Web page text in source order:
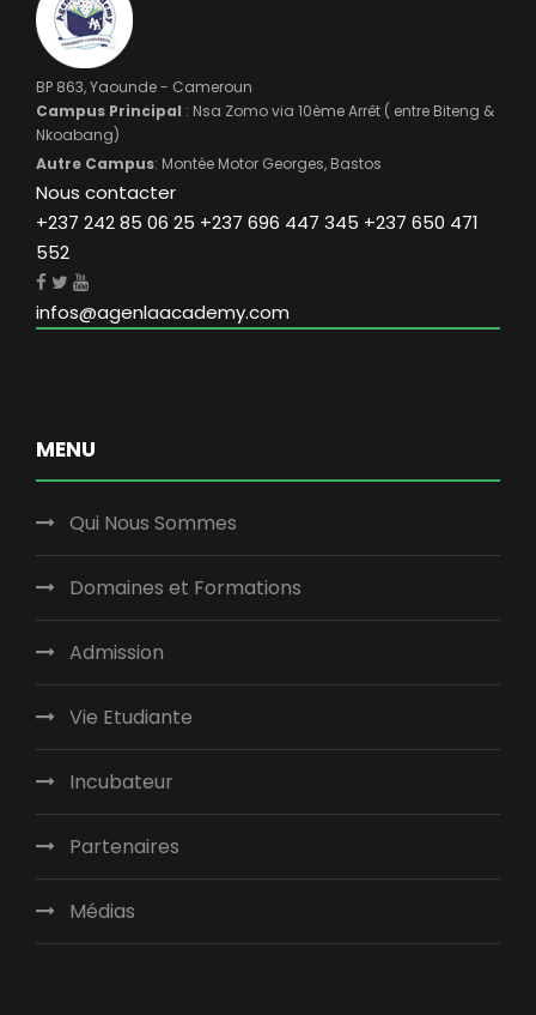
BP 863, Yaounde - Cameroun
Campus Principal : Nsa Zomo via 10ème Arrêt ( entre Biteng &
Nkoabang)
Autre Campus: Montée Motor Georges, Bastos
Nous contacter
+237 242 85 06 25 +237 696 447 345 +237 650 471
552
infos@agenlaacademy.com
MENU
Qui Nous Sommes
Domaines et Formations
Admission
Vie Etudiante
Incubateur
Partenaires
Médias